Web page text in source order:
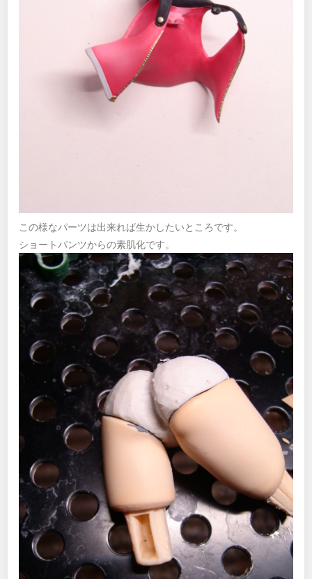
この様なパーツは出来れば生かしたいところです。
ショートパンツからの素肌化です。